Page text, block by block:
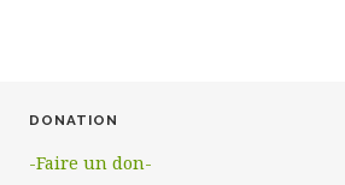
DONATION
-Faire un don-